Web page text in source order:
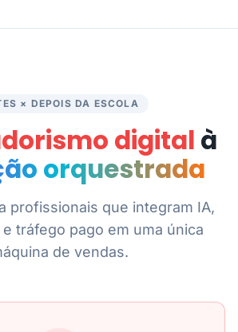
× DEPOIS DA ESCOLA
digital à
orquestrada
profissionais que integram IA,
tráfego pago em uma única
de vendas.